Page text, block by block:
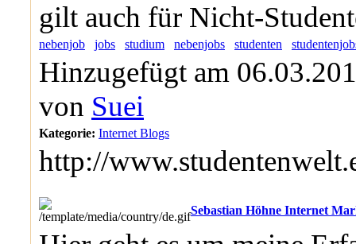
gilt auch für Nicht-
nebenjob jobs studium nebenjobs studenten
Hinzugefügt am
von Suei
Kategorie: Internet Blogs
http://
Sebastian Höhne Internet